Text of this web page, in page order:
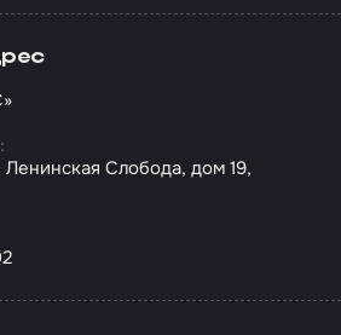
Ленинская Слобода, дом 19,